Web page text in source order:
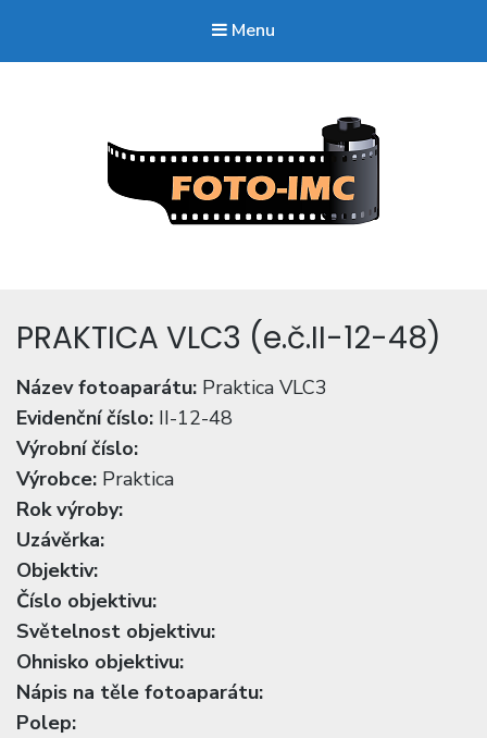
Menu
PRAKTICA VLC3 (e.č.II-12-48)
Název fotoaparátu: Praktica VLC3
Evidenční číslo: II-12-48
Výrobní číslo:
Výrobce: Praktica
Rok výroby:
Uzávěrka:
Objektiv:
Číslo objektivu:
Světelnost objektivu:
Ohnisko objektivu:
Nápis na těle fotoaparátu:
Polep: